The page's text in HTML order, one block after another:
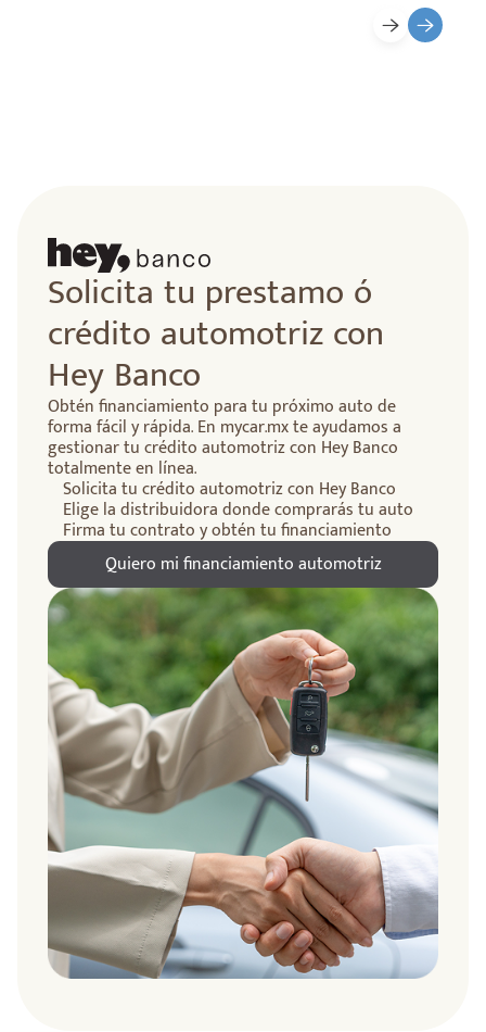
Solicita tu prestamo ó
crédito automotriz con
Hey Banco
Obtén financiamiento para tu próximo auto de
forma fácil y rápida. En mycar.mx te ayudamos a
gestionar tu crédito automotriz con Hey Banco
totalmente en línea.
Solicita tu crédito automotriz con Hey Banco
Elige la distribuidora donde comprarás tu auto
Firma tu contrato y obtén tu financiamiento
Quiero mi financiamiento automotriz